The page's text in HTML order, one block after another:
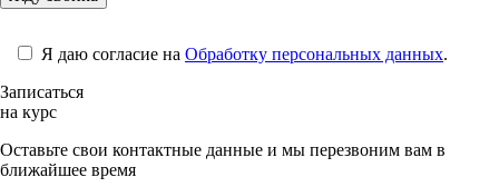
Я даю согласие на Обработку персональных данных.
Записаться
на курс
Оставьте свои контактные данные и мы перезвоним вам в
ближайшее время